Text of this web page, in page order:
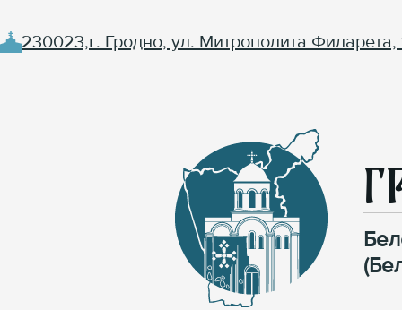
230023,г. Гродно, ул. Митрополита Филарета,